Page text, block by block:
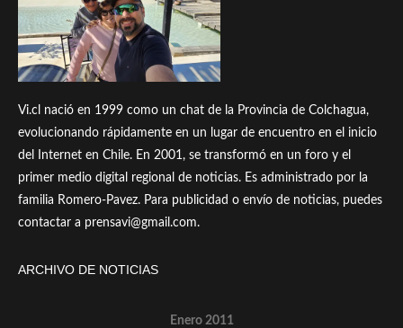
Vi.cl nació en 1999 como un chat de la Provincia de Colchagua,
evolucionando rápidamente en un lugar de encuentro en el inicio
del Internet en Chile. En 2001, se transformó en un foro y el
primer medio digital regional de noticias. Es administrado por la
familia Romero-Pavez. Para publicidad o envío de noticias, puedes
contactar a prensavi@gmail.com.
ARCHIVO DE NOTICIAS
Enero 2011